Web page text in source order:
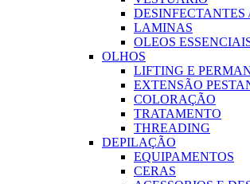
DESINFECTANTES
LAMINAS
OLEOS
OLHOS
LIFTING E
EXTENSÃO
COLORAÇÃO
TRATAMENTO
THREADING
DEPILAÇÃO
EQUIPAMENTOS
CERAS